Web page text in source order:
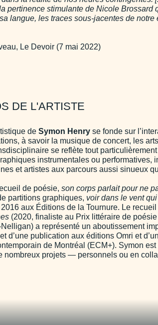
pertinence stimulante de Nicole Brossard
langue, les traces sous-jacentes de
Le Devoir (7 mai 2022)
DE L'ARTISTE
deSymon Henry se fonde sur
à savoir la musique de concert, les
se reflète tout
instrumentales ou performatives,
et artistes aux parcours aussi sinueux
de poésie,son corps parlait pour ne
partitions graphiques, voir dans le vent
aux Éditions de la Tournure. Le
(2020, finaliste au Prix littéraire de
a représenté un aboutissement
d’une publication aux éditions Omri et
de Montréal (ECM+). Symon
nombreux projets — personnels ou en